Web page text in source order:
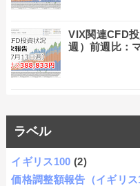
VIX関連CFD
週）前週比：
ラベル
イギリス100 (2)
価格調整額報告（イギリス